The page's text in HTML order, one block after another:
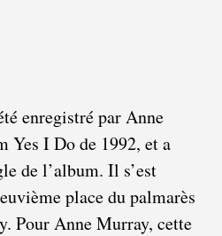
enregistré par Anne
Yes I Do de 1992, et a
de l’album. Il s’est
place du palmarès
Pour Anne Murray, cette